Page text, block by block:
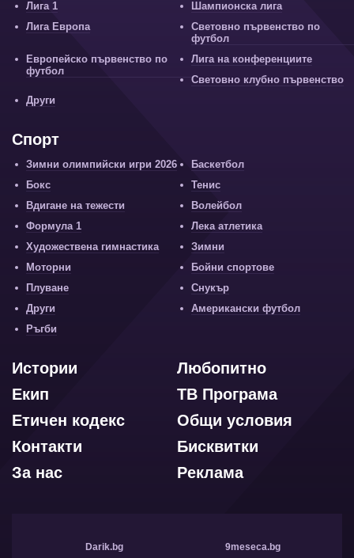
Лига 1
Шампионска лига
Лига Европа
Световно първенство по
футбол
Европейско първенство по
футбол
Лига на конференциите
Световно клубно първенство
Други
Спорт
Зимни олимпийски игри 2026
Баскетбол
Бокс
Тенис
Вдигане на тежести
Волейбол
Формула 1
Лека атлетика
Художествена гимнастика
Зимни
Моторни
Бойни спортове
Плуване
Снукър
Други
Американски футбол
Ръгби
Любопитно
Истории
ТВ Програма
Екип
Общи условия
Етичен кодекс
Бисквитки
Контакти
Реклама
За нас
Darik.bg 9meseca.bg